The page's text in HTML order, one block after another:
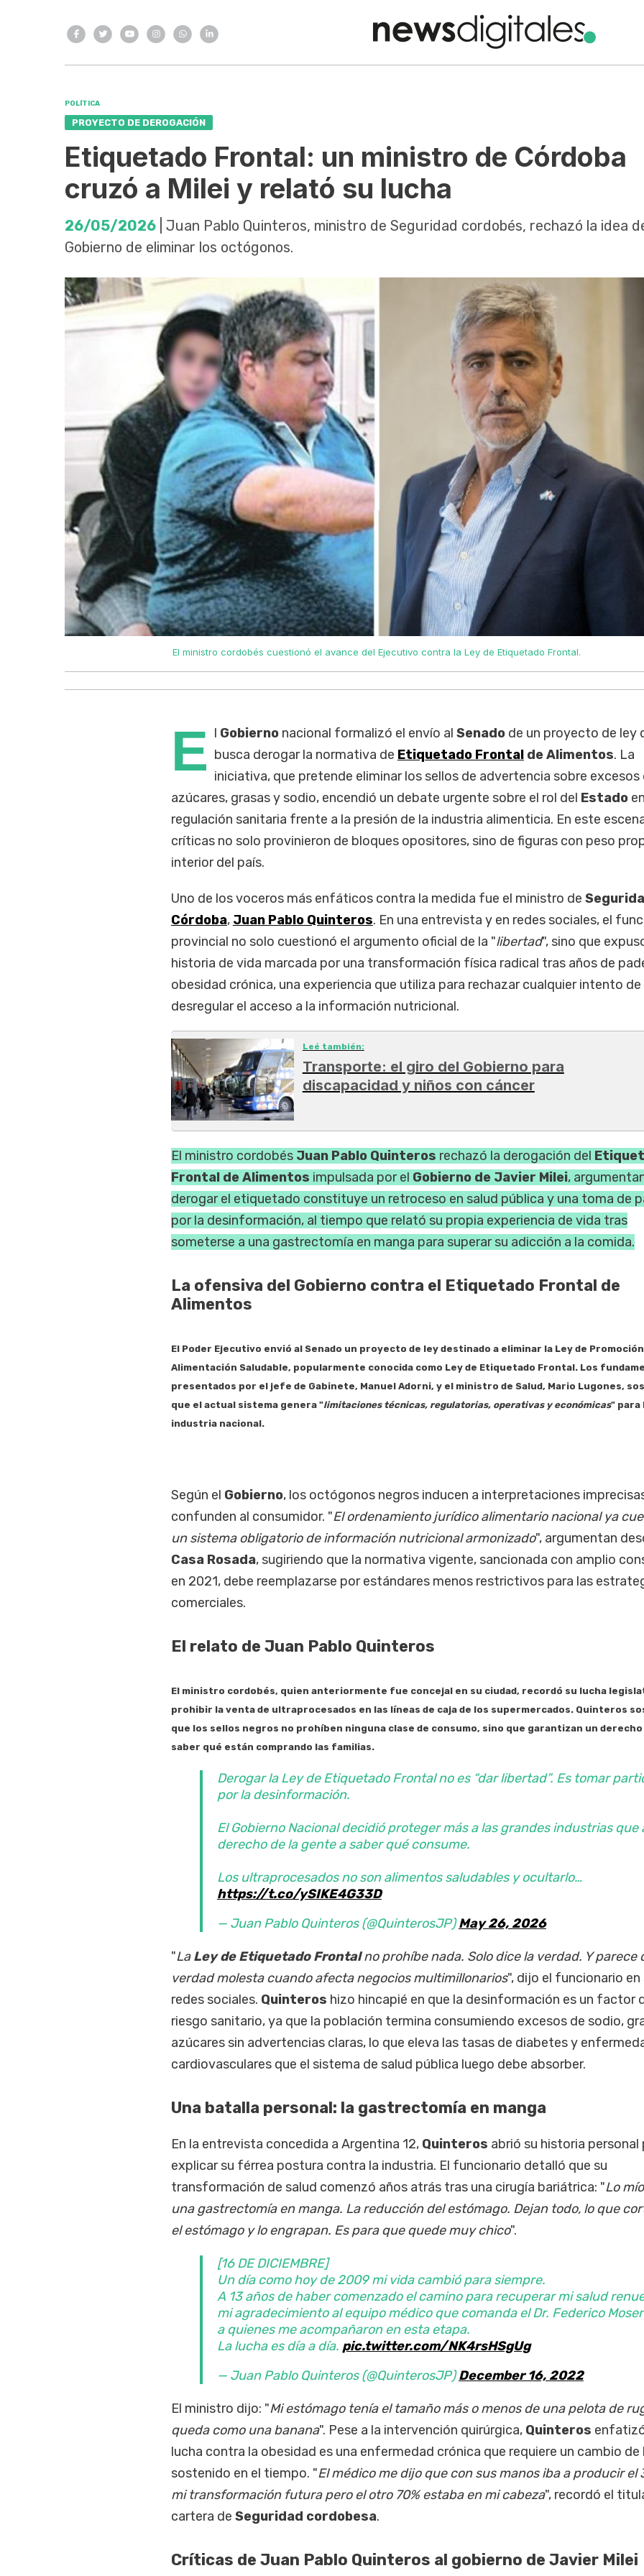
POLÍTICA
PROYECTO DE DEROGACIÓN
Etiquetado Frontal: un ministro de Córdoba
cruzó a Milei y relató su lucha
26/05/2026 | Juan Pablo Quinteros, ministro de Seguridad cordobés, rechazó la idea
Gobierno de eliminar los octógonos.
El ministro cordobés cuestionó el avance del Ejecutivo contra la Ley de Etiquetado Frontal.
E l Gobierno nacional formalizó el envío al Senado de un proyecto de ley
busca derogar la normativa de Etiquetado Frontal de Alimentos. La
iniciativa, que pretende eliminar los sellos de advertencia sobre excesos
azúcares, grasas y sodio, encendió un debate urgente sobre el rol del Estado
regulación sanitaria frente a la presión de la industria alimenticia. En este
críticas no solo provinieron de bloques opositores, sino de figuras con peso
interior del país.
Uno de los voceros más enfáticos contra la medida fue el ministro de
Córdoba, Juan Pablo Quinteros. En una entrevista y en redes sociales, el
provincial no solo cuestionó el argumento oficial de la "libertad", sino que
historia de vida marcada por una transformación física radical tras años de
obesidad crónica, una experiencia que utiliza para rechazar cualquier intento de
desregular el acceso a la información nutricional.
Leé también:
Transporte: el giro del Gobierno para
discapacidad y niños con cáncer
El ministro cordobés Juan Pablo Quinteros rechazó la derogación del
Frontal de Alimentos impulsada por el Gobierno de Javier Milei,
derogar el etiquetado constituye un retroceso en salud pública y una toma de
por la desinformación, al tiempo que relató su propia experiencia de vida tras
someterse a una gastrectomía en manga para superar su adicción a la comida.
La ofensiva del Gobierno contra el Etiquetado Frontal de
Alimentos
El Poder Ejecutivo envió al Senado un proyecto de ley destinado a eliminar la Ley de
Alimentación Saludable, popularmente conocida como Ley de Etiquetado Frontal. Los
presentados por el jefe de Gabinete, Manuel Adorni, y el ministro de Salud, Mario Lugones,
que el actual sistema genera "limitaciones técnicas, regulatorias, operativas y económicas" para
industria nacional.
Según el Gobierno, los octógonos negros inducen a interpretaciones
confunden al consumidor. "El ordenamiento jurídico alimentario nacional ya
un sistema obligatorio de información nutricional armonizado", argumentan
Casa Rosada, sugiriendo que la normativa vigente, sancionada con amplio
en 2021, debe reemplazarse por estándares menos restrictivos para las
comerciales.
El relato de Juan Pablo Quinteros
El ministro cordobés, quien anteriormente fue concejal en su ciudad, recordó su lucha
prohibir la venta de ultraprocesados en las líneas de caja de los supermercados. Quinteros
que los sellos negros no prohíben ninguna clase de consumo, sino que garantizan un
saber qué están comprando las familias.
Derogar la Ley de Etiquetado Frontal no es “dar libertad”. Es tomar
por la desinformación.
El Gobierno Nacional decidió proteger más a las grandes industrias que
derecho de la gente a saber qué consume.
Los ultraprocesados no son alimentos saludables y ocultarlo…
https://t.co/ySIKE4G33D
— Juan Pablo Quinteros (@QuinterosJP)May 26, 2026
"LaLey de Etiquetado Frontalno prohíbe nada. Solo dice la verdad. Y parece
verdad molesta cuando afecta negocios multimillonarios", dijo el funcionario en
redes sociales. Quinteros hizo hincapié en que la desinformación es un factor
riesgo sanitario, ya que la población termina consumiendo excesos de sodio,
azúcares sin advertencias claras, lo que eleva las tasas de diabetes y
cardiovasculares que el sistema de salud pública luego debe absorber.
Una batalla personal: la gastrectomía en manga
En la entrevista concedida a Argentina 12, Quinteros abrió su historia personal
explicar su férrea postura contra la industria. El funcionario detalló que su
transformación de salud comenzó años atrás tras una cirugía bariátrica: "Lo
una gastrectomía en manga. La reducción del estómago. Dejan todo, lo que
el estómago y lo engrapan. Es para que quede muy chico".
[16 DE DICIEMBRE]
Un día como hoy de 2009 mi vida cambió para siempre.
A 13 años de haber comenzado el camino para recuperar mi salud
mi agradecimiento al equipo médico que comanda el Dr. Federico
a quienes me acompañaron en esta etapa.
La lucha es día a día. pic.twitter.com/NK4rsHSgUg
— Juan Pablo Quinteros (@QuinterosJP)December 16, 2022
El ministro dijo: "Mi estómago tenía el tamaño más o menos de una pelota de
queda como una banana". Pese a la intervención quirúrgica, Quinteros
lucha contra la obesidad es una enfermedad crónica que requiere un cambio
sostenido en el tiempo. "El médico me dijo que con sus manos iba a producir el
mi transformación futura pero el otro 70% estaba en mi cabeza", recordó el
cartera de Seguridad cordobesa.
Críticas de Juan Pablo Quinteros al gobierno de Javier Milei